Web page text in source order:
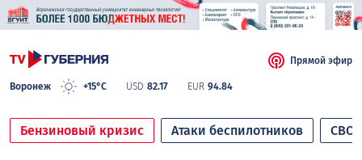
Воронеж +15°C USD 82.17 EUR 94.84
Прямой эфир
Бензиновый кризис Атаки беспилотников СВО